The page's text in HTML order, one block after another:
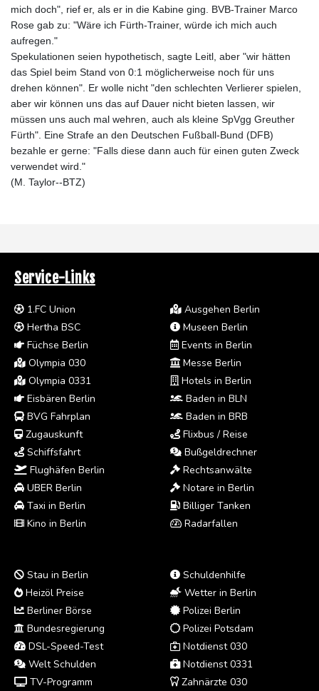
mich doch", rief er, als er in die Kabine ging. BVB-Trainer Marco
Rose gab zu: "Wäre ich Fürth-Trainer, würde ich mich auch
aufregen."
Spekulationen seien hypothetisch, sagte Leitl, aber "wir hätten
das Spiel beim Stand von 0:1 möglicherweise noch für uns
drehen können". Er wolle nicht "den schlechten Verlierer spielen,
aber wir können uns das auf Dauer nicht bieten lassen, wir
müssen uns auch mal wehren, auch als kleine SpVgg Greuther
Fürth". Eine Strafe an den Deutschen Fußball-Bund (DFB)
bezahle er gerne: "Falls diese dann auch für einen guten Zweck
verwendet wird."
(M. Taylor--BTZ)
Service-Links
1.FC Union
Hertha BSC
Füchse Berlin
Olympia 030
Olympia 0331
Eisbären Berlin
BVG Fahrplan
Zugauskunft
Schiffsfahrt
Flughäfen Berlin
UBER Berlin
Taxi in Berlin
Kino in Berlin
Ausgehen Berlin
Museen Berlin
Events in Berlin
Messe Berlin
Hotels in Berlin
Baden in BLN
Baden in BRB
Flixbus / Reise
Bußgeldrechner
Rechtsanwälte
Notare in Berlin
Billiger Tanken
Radarfallen
Stau in Berlin
Heizöl Preise
Berliner Börse
Bundesregierung
DSL-Speed-Test
Welt Schulden
TV-Programm
Schuldenhilfe
Wetter in Berlin
Polizei Berlin
Polizei Potsdam
Notdienst 030
Notdienst 0331
Zahnärzte 030